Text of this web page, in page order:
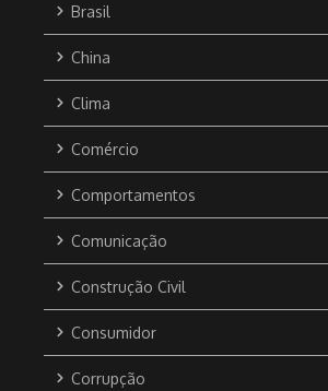
Brasil
China
Clima
Comércio
Comportamentos
Comunicação
Construção Civil
Consumidor
Corrupção